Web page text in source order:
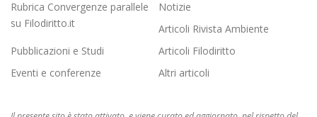
Rubrica Convergenze parallele
su Filodiritto.it
Notizie
Articoli Rivista Ambiente
Pubblicazioni e Studi
Articoli Filodiritto
Eventi e conferenze
Altri articoli